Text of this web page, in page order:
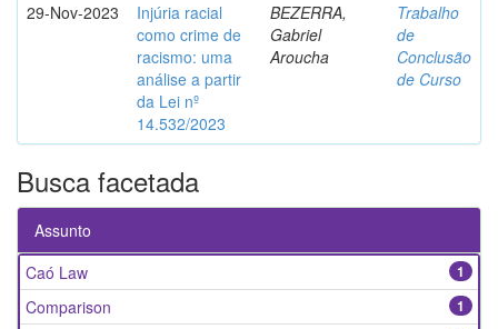
29-Nov-2023
Injúria racial
como crime de
racismo: uma
análise a partir
da Lei nº
14.532/2023
BEZERRA,
Gabriel
Aroucha
Trabalho
de
Conclusão
de Curso
Busca facetada
Assunto
1
Caó Law
1
Comparison